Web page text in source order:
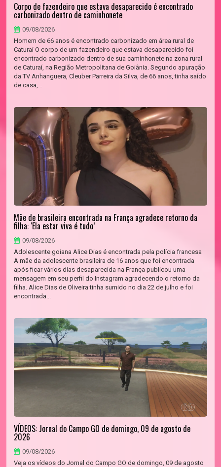
Corpo de fazendeiro que estava desaparecido é encontrado
carbonizado dentro de caminhonete
09/08/2026
Homem de 66 anos é encontrado carbonizado em área rural de
Caturaí O corpo de um fazendeiro que estava desaparecido foi
encontrado carbonizado dentro de sua caminhonete na zona rural
de Caturaí, na Região Metropolitana de Goiânia. Segundo apuração
da TV Anhanguera, Cleuber Parreira da Silva, de 66 anos, tinha saído
de casa,...
Mãe de brasileira encontrada na França agradece retorno da
filha: ‘Ela estar viva é tudo’
09/08/2026
Adolescente goiana Alice Dias é encontrada pela polícia francesa
A mãe da adolescente brasileira de 16 anos que foi encontrada
após ficar vários dias desaparecida na França publicou uma
mensagem em seu perfil do Instagram agradecendo o retorno da
filha. Alice Dias de Oliveira tinha sumido no dia 22 de julho e foi
encontrada...
VÍDEOS: Jornal do Campo GO de domingo, 09 de agosto de
2026
09/08/2026
Veja os vídeos do Jornal do Campo GO de domingo, 09 de agosto